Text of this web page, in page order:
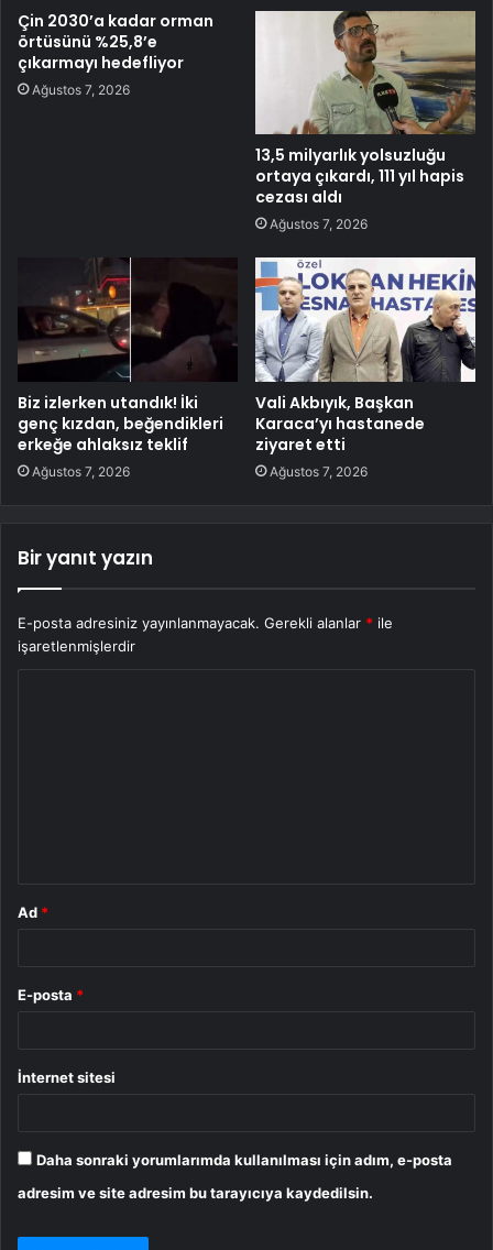
Çin 2030’a kadar orman
örtüsünü %25,8’e
çıkarmayı hedefliyor
Ağustos 7, 2026
13,5 milyarlık yolsuzluğu
ortaya çıkardı, 111 yıl hapis
cezası aldı
Ağustos 7, 2026
Biz izlerken utandık! İki
genç kızdan, beğendikleri
erkeğe ahlaksız teklif
Ağustos 7, 2026
Vali Akbıyık, Başkan
Karaca’yı hastanede
ziyaret etti
Ağustos 7, 2026
Bir yanıt yazın
E-posta adresiniz yayınlanmayacak. Gerekli alanlar * ile
işaretlenmişlerdir
Ad *
E-posta *
İnternet sitesi
Daha sonraki yorumlarımda kullanılması için adım, e-posta
adresim ve site adresim bu tarayıcıya kaydedilsin.